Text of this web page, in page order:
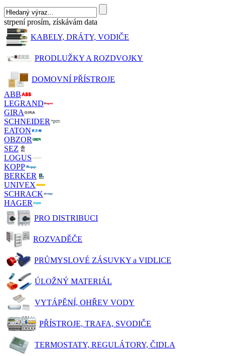
strpení prosím, získávám data
KABELY, DRÁTY, VODIČE
PRODLUŽKY A ROZDVOJKY
DOMOVNÍ PŘÍSTROJE
ABB
LEGRAND
GIRA
SCHNEIDER
EATON
OBZOR
SEZ
LOGUS
KOPP
BERKER
UNIVEX
SCHRACK
HAGER
PRO DISTRIBUCI
ROZVADĚČE
PRŮMYSLOVÉ ZÁSUVKY a VIDLICE
ÚLOŽNÝ MATERIÁL
VYTÁPĚNÍ, OHŘEV VODY
PŘÍSTROJE, TRAFA, SVODIČE
TERMOSTATY, REGULÁTORY, ČIDLA